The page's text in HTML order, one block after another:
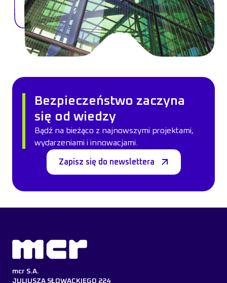
Bezpieczeństwo zaczyna
się od wiedzy
Bądź na bieżąco z najnowszymi projektami,
wydarzeniami i innowacjami.
Zapisz się do newslettera
mcr S.A.
JULIUSZA SŁOWACKIEGO 224